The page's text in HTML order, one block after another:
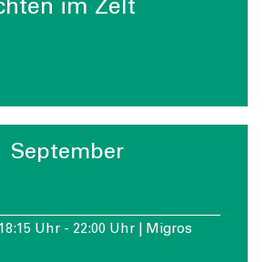
im Zelt
September
Uhr - 22:00 Uhr | Migros